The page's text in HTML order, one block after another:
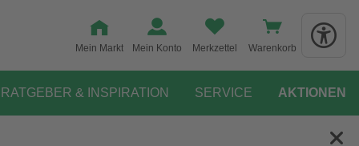
Mein Markt Mein Konto Merkzettel Warenkorb
RATGEBER & INSPIRATION SERVICE AKTIONEN